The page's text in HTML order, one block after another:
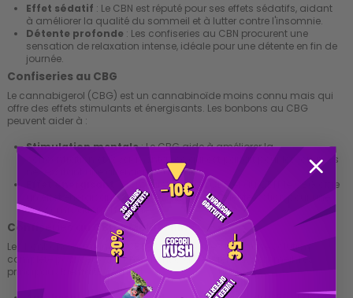
Effet sédatif : Le CBN est réputé pour ses effets sédatifs, aidant
à améliorer la qualité du sommeil et à lutter contre l'insomnie.
Détente profonde : Les confiseries au CBN procurent une
sensation de relaxation intense, idéale pour une détente en fin de
journée.
Confiseries au CBG
Le cannabigerol (CBG) est un cannabinoïde moins connu mais qui
offre des effets stimulants et énergisants. Les bonbons au CBG
peuvent aider à :
Stimulation mentale: Le CBG aide à améliorer la
concentration et l'éveil mental, ce qui est parfait pour les journées
nécessitant une attention soutenue.
Effet énergisant
: Contrairement au CBD et au CBN, le CBG offre
un effet énergisant, ce qui en fait une excellente option pour une
consommation en journée.
Confiseries au CBD + Mélatonine
Les bonbons combinant CBD et mélatonine offrent une solution
complète pour ceux qui cherchent à améliorer leur sommeil. Les
principaux bienfaits incluent :